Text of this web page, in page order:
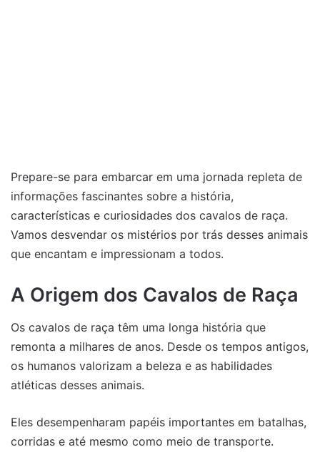
Prepare-se para embarcar em uma jornada repleta de
informações fascinantes sobre a história,
características e curiosidades dos cavalos de raça.
Vamos desvendar os mistérios por trás desses animais
que encantam e impressionam a todos.
A Origem dos Cavalos de Raça
Os cavalos de raça têm uma longa história que
remonta a milhares de anos. Desde os tempos antigos,
os humanos valorizam a beleza e as habilidades
atléticas desses animais.
Eles desempenharam papéis importantes em batalhas,
corridas e até mesmo como meio de transporte.